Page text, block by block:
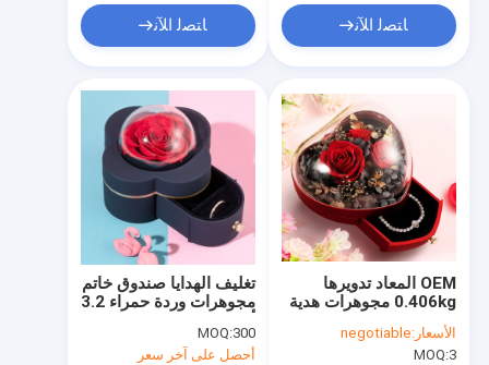
ﺎﺘﺼﻟ ﺍﻶﻧ ﺎﺘﺼﻟ ﺍﻶﻧ
تغليف الهدايا صندوق خاتم
مجوهرات وردة حمراء 3.2
بوصةMOQ:300
أحصل على آخر سعر
OEM المعاد تدويرها
0.406kg مجوهرات هدية
115 × 110 مم عبوة تعبئة
الأسعار:negotiable
MOQ:3